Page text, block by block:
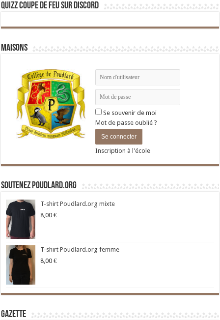
Quizz Coupe de Feu sur Discord
Maisons
Se souvenir de moi
Mot de passe oublié ?
Inscription à l'école
Soutenez Poudlard.org
T-shirt Poudlard.org mixte
8,00 €
T-shirt Poudlard.org femme
8,00 €
Gazette